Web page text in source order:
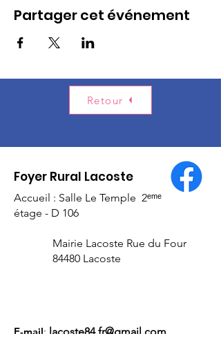
Partager cet événement
Retour
Foyer Rural Lacoste
Accueil : Salle Le Temple 2ᵉᵐᵉ
étage - D 106
Mairie Lacoste Rue du Four
84480 Lacoste
E-mail: lacoste84.fr@gmail.com